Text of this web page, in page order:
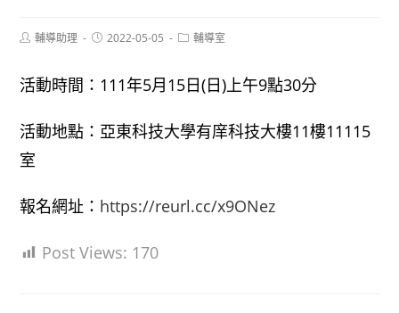
Post輔導助理
Post2022-05-05
Post輔導室
活動時間：111年5月15日(日)上午9點30分
活動地點：亞東科技大學有庠科技大樓11樓11115
室
報名網址： https://reurl.cc/x9ONez
Post Views: 170